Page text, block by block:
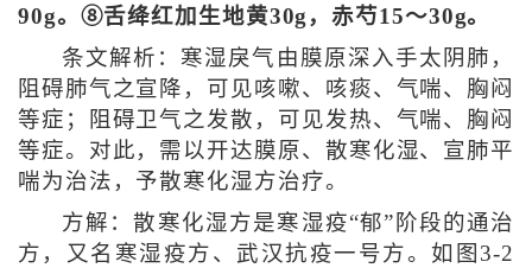
90g。⑧舌绛红加生地黄30g，赤芍15～30g。
条文解析：寒湿戾气由膜原深入手太阴肺，
阻碍肺气之宣降，可见咳嗽、咳痰、气喘、胸闷
等症；阻碍卫气之发散，可见发热、气喘、胸闷
等症。对此，需以开达膜原、散寒化湿、宣肺平
喘为治法，予散寒化湿方治疗。
方解：散寒化湿方是寒湿疫“郁”阶段的通治
方，又名寒湿疫方、武汉抗疫一号方。如图3-2